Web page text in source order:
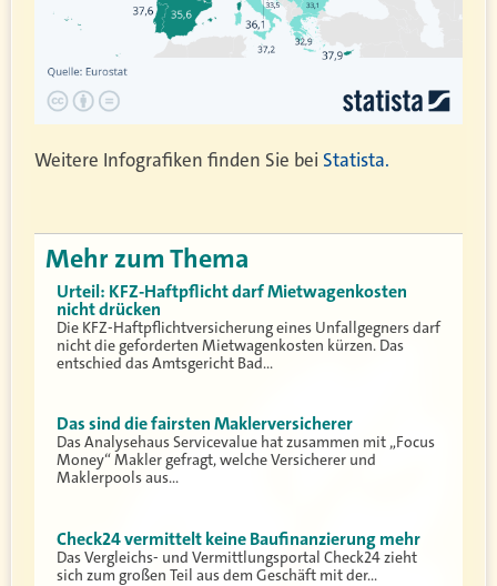
Weitere Infografiken finden Sie bei Statista.
Mehr zum Thema
Urteil: KFZ-Haftpflicht darf Mietwagenkosten
nicht drücken
Die KFZ-Haftpflichtversicherung eines Unfallgegners darf
nicht die geforderten Mietwagenkosten kürzen. Das
entschied das Amtsgericht Bad…
Das sind die fairsten Maklerversicherer
Das Analysehaus Servicevalue hat zusammen mit „Focus
Money“ Makler gefragt, welche Versicherer und
Maklerpools aus…
Check24 vermittelt keine Baufinanzierung mehr
Das Vergleichs- und Vermittlungsportal Check24 zieht
sich zum großen Teil aus dem Geschäft mit der…